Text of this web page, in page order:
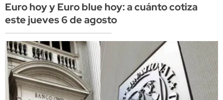
Euro hoy y Euro blue hoy: a cuánto cotiza
este jueves 6 de agosto